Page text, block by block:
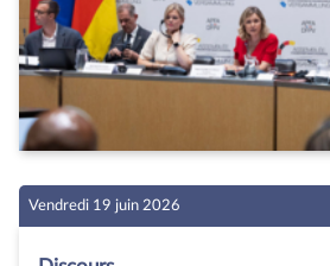
Vendredi 19 juin 2026